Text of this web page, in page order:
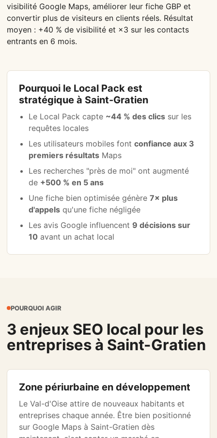
visibilité Google Maps, améliorer leur fiche GBP et
convertir plus de visiteurs en clients réels. Résultat
moyen : +40 % de visibilité et ×3 sur les contacts
entrants en 6 mois.
Pourquoi le Local Pack est
stratégique à Saint-Gratien
Le Local Pack capte ~44 % des clics sur les
requêtes locales
Les utilisateurs mobiles font confiance aux 3
premiers résultats Maps
Les recherches "près de moi" ont augmenté
de +500 % en 5 ans
Une fiche bien optimisée génère 7× plus
d'appels qu'une fiche négligée
Les avis Google influencent 9 décisions sur
10 avant un achat local
POURQUOI AGIR
3 enjeux SEO local pour les
entreprises à Saint-Gratien
Zone périurbaine en développement
Le Val-d'Oise attire de nouveaux habitants et
entreprises chaque année. Être bien positionné
sur Google Maps à Saint-Gratien dès